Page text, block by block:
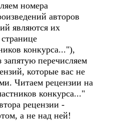
номера
авторов
являются их
конкурса..."),
запятую перечисляем
которые вас не
Читаем рецензии на
конкурса..."
рецензии -
а не над ней!